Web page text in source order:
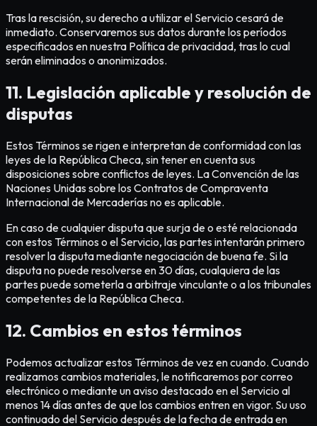
Tras la rescisión, su derecho a utilizar el Servicio cesará de
inmediato. Conservaremos sus datos durante los períodos
especificados en nuestra Política de privacidad, tras lo cual
serán eliminados o anonimizados.
11. Legislación aplicable y resolución de
disputas
Estos Términos se rigen e interpretan de conformidad con las
leyes de la República Checa, sin tener en cuenta sus
disposiciones sobre conflictos de leyes. La Convención de las
Naciones Unidas sobre los Contratos de Compraventa
Internacional de Mercaderías no es aplicable.
En caso de cualquier disputa que surja de o esté relacionada
con estos Términos o el Servicio, las partes intentarán primero
resolver la disputa mediante negociación de buena fe. Si la
disputa no puede resolverse en 30 días, cualquiera de las
partes puede someterla a arbitraje vinculante o a los tribunales
competentes de la República Checa.
12. Cambios en estos términos
Podemos actualizar estos Términos de vez en cuando. Cuando
realizamos cambios materiales, le notificaremos por correo
electrónico o mediante un aviso destacado en el Servicio al
menos 14 días antes de que los cambios entren en vigor. Su uso
continuado del Servicio después de la fecha de entrada en